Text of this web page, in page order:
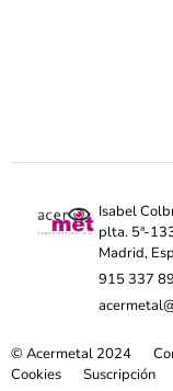
Isabel
plta. 5ª-
Madrid,
915 337
© Acermetal 2024
Cookies
Suscripción